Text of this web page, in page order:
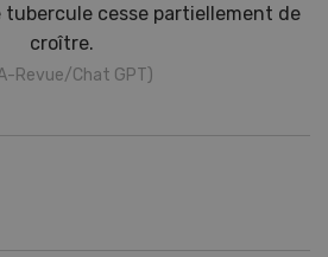
tubercule cesse partiellement de
croître.
Revue/Chat GPT)